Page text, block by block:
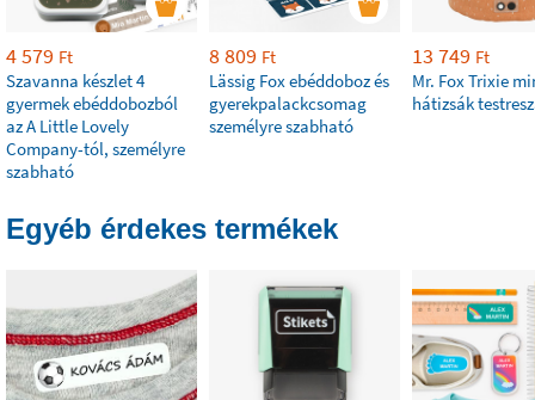
4 579 Ft
Szavanna készlet 4
gyermek ebéddobozból
az A Little Lovely
Company-tól, személyre
szabható
8 809 Ft
Lässig Fox ebéddoboz és
gyerekpalackcsomag
személyre szabható
13 749 Ft
Mr. Fox Trixie
hátizsák
Egyéb érdekes termékek